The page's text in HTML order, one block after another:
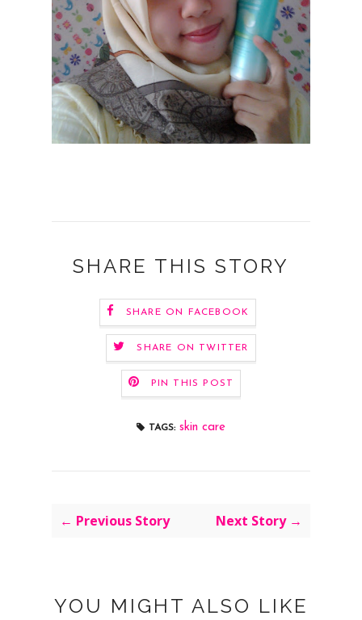
SHARE THIS STORY
SHARE ON FACEBOOK
SHARE ON TWITTER
PIN THIS POST
TAGS: skin care
← Previous Story Next Story →
YOU MIGHT ALSO LIKE